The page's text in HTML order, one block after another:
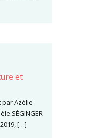
et
Azélie
SÉGINGER
[…]